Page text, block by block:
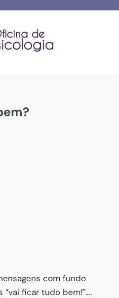
com fundo
ficar tudo bem!”….